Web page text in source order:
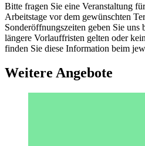
Bitte fragen Sie eine Veranstaltung
Arbeitstage vor dem gewünschten
Sonderöffnungszeiten geben Sie
längere Vorlauffristen gelten oder
finden Sie diese Information beim
Weitere Angebote